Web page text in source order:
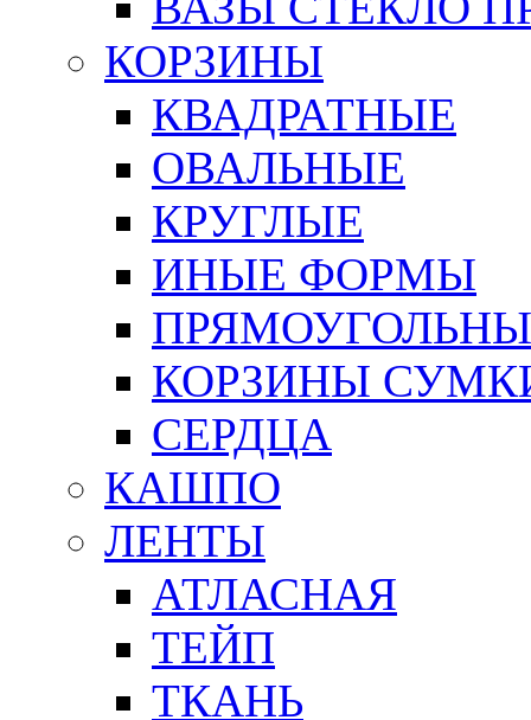
КОРЗИНЫ
КВАДРАТНЫЕ
ОВАЛЬНЫЕ
КРУГЛЫЕ
ИНЫЕ ФОРМЫ
КОРЗИНЫ
СЕРДЦА
КАШПО
ЛЕНТЫ
АТЛАСНАЯ
ТЕЙП
ТКАНЬ